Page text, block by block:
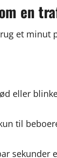
en
et minut
eller
til
sekunder